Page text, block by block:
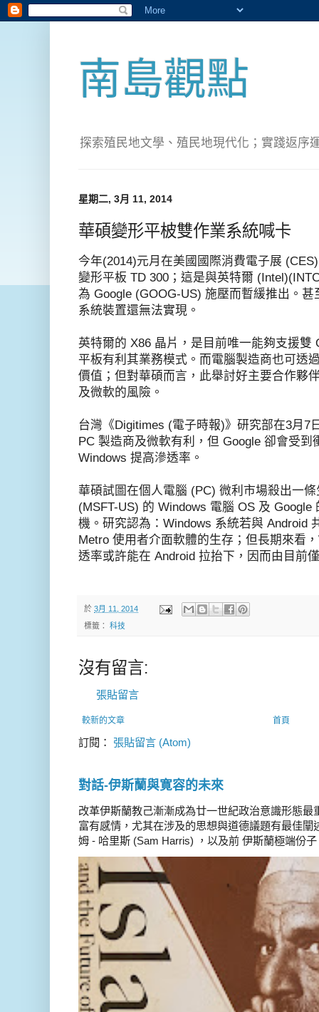
南島觀點
探索殖民地文學、殖民地現代化；實踐返序
星期二, 3月 11, 2014
華碩變形平柀雙作業系統喊卡
今年(2014)元月在美國國際消費電子展
變形平板 TD 300；這是與英特爾
為 Google (GOOG-US) 施壓而暫緩推出。
系統裝置還無法實現。
英特爾的 X86 晶片，是目前唯一能夠支援雙
平板有利其業務模式。而電腦製造商也可透
價值；但對華碩而言，此舉討好主要合作夥
及微軟的風險。
台灣《Digitimes (電子時報)》研究部在3月7
PC 製造商及微軟有利，但 Google 卻會受到
Windows 提高滲透率。
華碩試圖在個人電腦 (PC) 微利市場殺出一
(MSFT-US) 的 Windows 電腦 OS 及 Google
機。研究認為：Windows 系統若與 Android
Metro 使用者介面軟體的生存；但長期來看
透率或許能在 Android 拉抬下，因而由目前
於 3月 11, 2014
標籤： 科技
沒有留言:
張貼留言
較新的文章 首頁
訂閱： 張貼留言 (Atom)
對話-伊斯蘭與寛容的未來
改革伊斯蘭教己漸漸成為廿一世紀政治意識形態
富有感情，尤其在涉及的思想與道德議題有最佳
姆 - 哈里斯 (Sam Harris) ，以及前 伊斯蘭極端份